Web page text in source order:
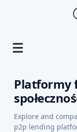
Platformy
Explore and
p2p lending